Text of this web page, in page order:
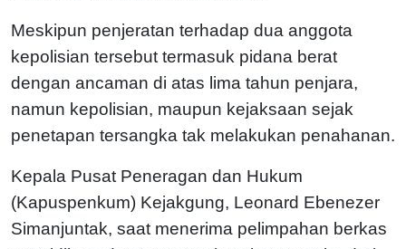
Meskipun penjeratan terhadap dua anggota
kepolisian tersebut termasuk pidana berat
dengan ancaman di atas lima tahun penjara,
namun kepolisian, maupun kejaksaan sejak
penetapan tersangka tak melakukan penahanan.
Kepala Pusat Peneragan dan Hukum
(Kapuspenkum) Kejakgung, Leonard Ebenezer
Simanjuntak, saat menerima pelimpahan berkas